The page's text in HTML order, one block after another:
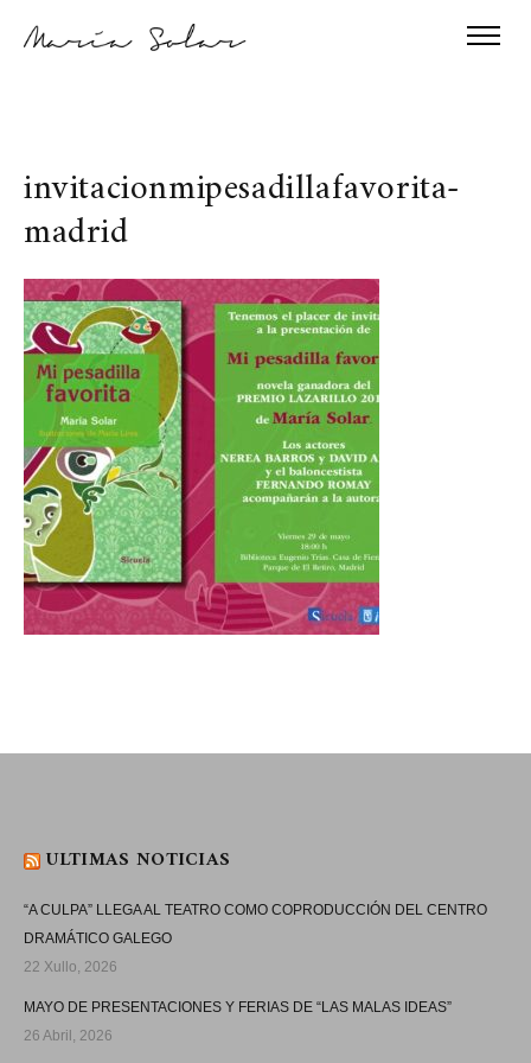
invitacionmipesadillafavorita-
madrid
ULTIMAS NOTICIAS
“A CULPA” LLEGA AL TEATRO COMO COPRODUCCIÓN DEL CENTRO
DRAMÁTICO GALEGO
22 Xullo, 2026
MAYO DE PRESENTACIONES Y FERIAS DE “LAS MALAS IDEAS”
26 Abril, 2026